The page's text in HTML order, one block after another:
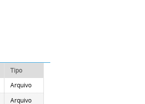
Tipo
Arquivo
Arquivo